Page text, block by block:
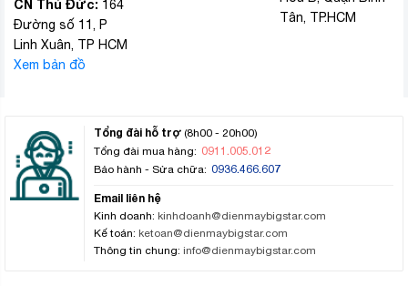
CN Thủ Đức: 164
Đường số 11, P
Linh Xuân, TP HCM
Xem bản đồ
Tân, TP.HCM
Tổng đài hỗ trợ (8h00 - 20h00)
Tổng đài mua hàng: 0911.005.012
Bảo hành - Sửa chữa: 0936.466.607
Email liên hệ
Kinh doanh: kinhdoanh@dienmaybigstar.com
Kế toán: ketoan@dienmaybigstar.com
Thông tin chung: info@dienmaybigstar.com